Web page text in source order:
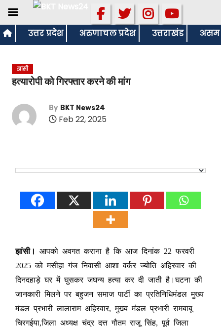
S
k
उत्तर प्रदेश अरुणाचल प्रदेश उत्तराखंड असम
झांसी
हत्यारोपी को गिरफ्तार करने की मांग
By BKT News24
Feb 22, 2025
झांसी।
आपको अवगत कराना है कि आज दिनांक 22 फरवरी
2025 को मसीहा गंज निवासी आशा वर्कर ज्योति अहिरवार की
दिनदहाड़े घर में घुसकर जघन्य हत्या कर दी जाती है।घटना की
जानकारी मिलने पर बहुजन समाज पार्टी का प्रतिनिधिमंडल मुख्य
मंडल प्रभारी लालाराम अहिरवार, मुख्य मंडल प्रभारी रामबाबू
चिरगईया,जिला अध्यक्ष चंद्र दत्त गौतम राजू सिंह, पूर्व जिला